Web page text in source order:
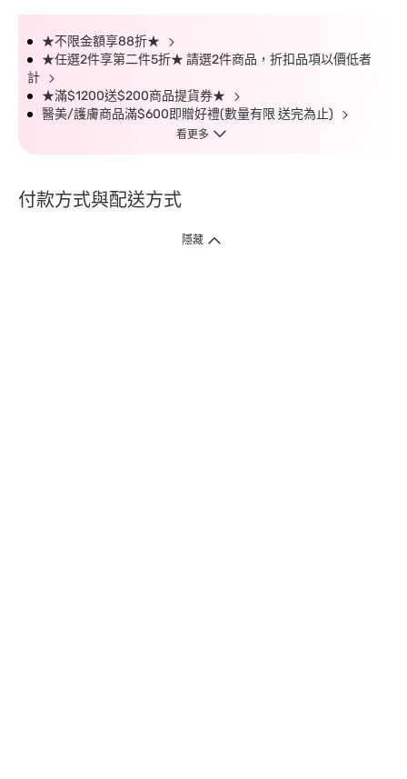
★不限金額享88折★
★任選2件享第二件5折★ 請選2件商品，折扣品項以價低者
計
★滿$1200送$200商品提貨券★
醫美/護膚商品滿$600即贈好禮(數量有限 送完為止)
看更多
付款方式與配送方式
隱藏